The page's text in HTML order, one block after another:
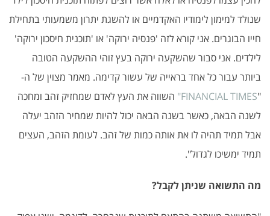
שנולד למימון לימודיו האקדמיים או להשגת יתרון משמעותי בתחילת
חייו הבוגרים. אני קורא לזה 'פנסיה ירוקה' או 'תוכנית חיסכון ירוקה'
לילדים. אני סבור שהשקעה ירוקה בעץ זוהי ההשקעה הטובה
ביותר עבור כל אחד בראייה של עשור קדימה. מאמר מצוין של ה-
"
FINANCIAL TIMES" השווה את העץ לאדם שמחזיק זהב ומחכה
לשנה הבאה, כאשר בשנה הבאה יכול להיות שמחיר הזהב יעלה
אבל תמיד תהיה לו את אותה כמות של זהב. לעומת הזהב, העצים
תמיד ימשיכו לגדול".
מה התשואה שניתן לקבל?